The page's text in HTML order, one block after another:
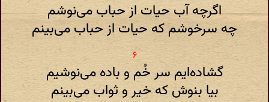
اگرچه آب حیات از حباب می‌نوشم
چه سرخوشم که حیات از حباب می‌بینم
گشاده‌ایم سر خُم و باده می‌نوشیم
بیا بنوش که خیر و ثواب می‌بینم